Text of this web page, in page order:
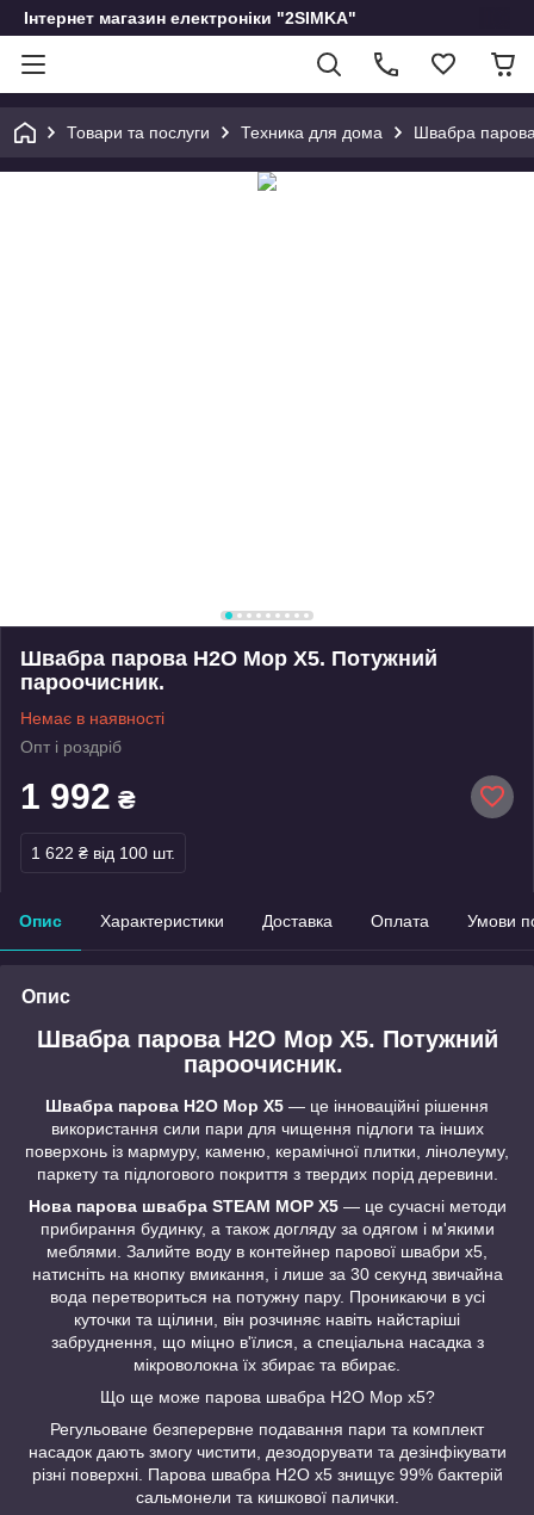
Інтернет магазин електроніки "2SIMKA"
Товари та послуги Техника для дома Швабра
Швабра парова H2O Mop X5. Потужний
пароочисник.
Немає в наявності
Опт і роздріб
1 992 ₴
1 622 ₴ від 100 шт.
Опис Характеристики Доставка Оплата Умови
Опис
Швабра парова H2O Mop X5. Потужний
пароочисник.
Швабра парова H2O Mop X5 — це інноваційні рішення
використання сили пари для чищення підлоги та інших
поверхонь із мармуру, каменю, керамічної плитки, лінолеуму,
паркету та підлогового покриття з твердих порід деревини.
Нова парова швабра STEAM MOP X5— це сучасні методи
прибирання будинку, а також догляду за одягом і м'якими
меблями. Залийте воду в контейнер парової швабри х5,
натисніть на кнопку вмикання, і лише за 30 секунд звичайна
вода перетвориться на потужну пару. Проникаючи в усі
куточки та щілини, він розчиняє навіть найстаріші
забруднення, що міцно в'їлися, а спеціальна насадка з
мікроволокна їх збирає та вбирає.
Що ще може парова швабра Н2О Mop x5?
Регульоване безперервне подавання пари та комплект
насадок дають змогу чистити, дезодорувати та дезінфікувати
різні поверхні. Парова швабра Н2О x5 знищує 99% бактерій
сальмонели та кишкової палички.